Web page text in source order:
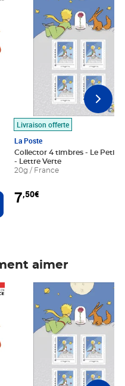
au panier
Livraison offerte
La Poste
Collector 4 timbres - Le Petit
- Lettre Verte
20g / France
7,50€
aimer
Prix 7,50€